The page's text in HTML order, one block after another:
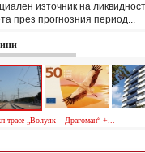
източник на
през прогнозния период...
трасе „Волуяк – Драгоман“ +...